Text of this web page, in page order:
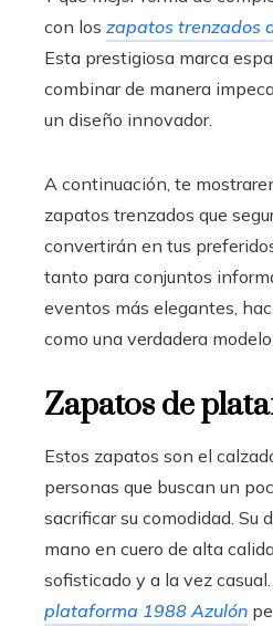
con los zapatos trenzados
Esta prestigiosa marca
combinar de manera
un diseño innovador.
A continuación, te
zapatos trenzados que
convertirán en tus
tanto para conjuntos
eventos más elegantes,
como una verdadera
Zapatos de
Estos zapatos son el
personas que buscan un
sacrificar su comodidad. Su
mano en cuero de alta
sofisticado y a la vez
plataforma 1988 Azulón